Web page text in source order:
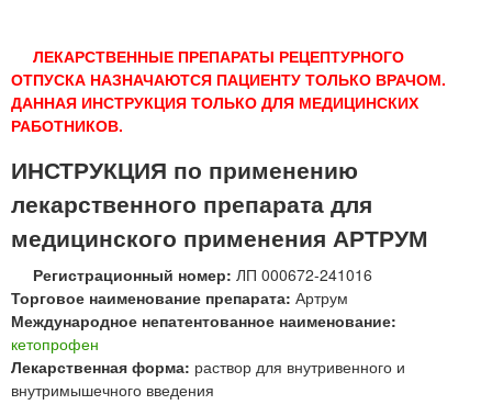
ЛЕКАРСТВЕННЫЕ ПРЕПАРАТЫ РЕЦЕПТУРНОГО
ОТПУСКА НАЗНАЧАЮТСЯ ПАЦИЕНТУ ТОЛЬКО ВРАЧОМ.
ДАННАЯ ИНСТРУКЦИЯ ТОЛЬКО ДЛЯ МЕДИЦИНСКИХ
РАБОТНИКОВ.
ИНСТРУКЦИЯ по применению
лекарственного препарата для
медицинского применения АРТРУМ
Регистрационный номер: ЛП 000672-241016
Торговое наименование препарата: Артрум
Международное непатентованное наименование:
кетопрофен
Лекарственная форма: раствор для внутривенного и
внутримышечного введения